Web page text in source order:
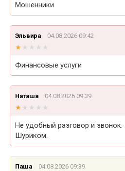
Мошенники
Эльвира 04.08.2026 09:42
★★★★★
★★★★★
Финансовые услуги
Наташа 04.08.2026 09:39
★★★★★
★★★★★
Не удобный разговор и звонок.
Шуриком.
Паша 04.08.2026 09:39